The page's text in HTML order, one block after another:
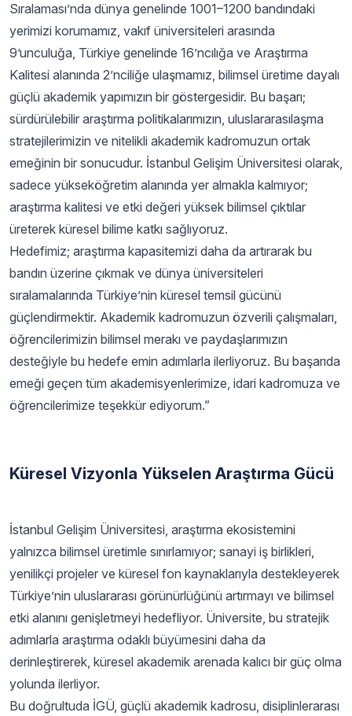
Sıralaması’nda dünya genelinde 1001–1200 bandındaki
yerimizi korumamız, vakıf üniversiteleri arasında
9’unculuğa, Türkiye genelinde 16’ncılığa ve Araştırma
Kalitesi alanında 2’nciliğe ulaşmamız, bilimsel üretime dayalı
güçlü akademik yapımızın bir göstergesidir. Bu başarı;
sürdürülebilir araştırma politikalarımızın, uluslararasılaşma
stratejilerimizin ve nitelikli akademik kadromuzun ortak
emeğinin bir sonucudur. İstanbul Gelişim Üniversitesi olarak,
sadece yükseköğretim alanında yer almakla kalmıyor;
araştırma kalitesi ve etki değeri yüksek bilimsel çıktılar
üreterek küresel bilime katkı sağlıyoruz.
Hedefimiz; araştırma kapasitemizi daha da artırarak bu
bandın üzerine çıkmak ve dünya üniversiteleri
sıralamalarında Türkiye’nin küresel temsil gücünü
güçlendirmektir. Akademik kadromuzun özverili çalışmaları,
öğrencilerimizin bilimsel merakı ve paydaşlarımızın
desteğiyle bu hedefe emin adımlarla ilerliyoruz. Bu başarıda
emeği geçen tüm akademisyenlerimize, idari kadromuza ve
öğrencilerimize teşekkür ediyorum.”
Küresel Vizyonla Yükselen Araştırma Gücü
İstanbul Gelişim Üniversitesi, araştırma ekosistemini
yalnızca bilimsel üretimle sınırlamıyor; sanayi iş birlikleri,
yenilikçi projeler ve küresel fon kaynaklarıyla destekleyerek
Türkiye’nin uluslararası görünürlüğünü artırmayı ve bilimsel
etki alanını genişletmeyi hedefliyor. Üniversite, bu stratejik
adımlarla araştırma odaklı büyümesini daha da
derinleştirerek, küresel akademik arenada kalıcı bir güç olma
yolunda ilerliyor.
Bu doğrultuda İGÜ, güçlü akademik kadrosu, disiplinlerarası